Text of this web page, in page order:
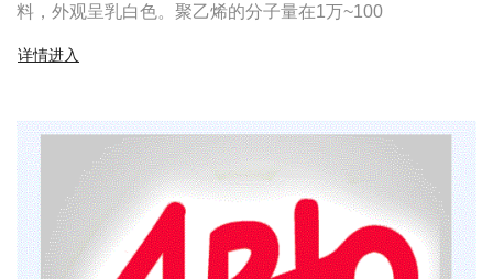
料，外观呈乳白色。聚乙烯的分子量在1万~100
详情进入